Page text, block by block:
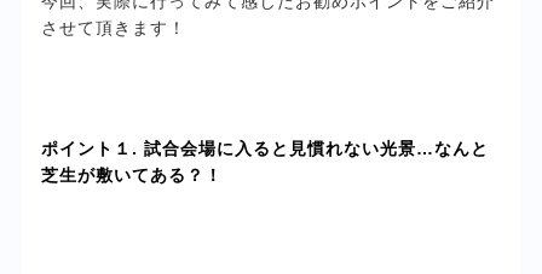
させて頂きます！
ポイント１. 試合会場に入ると見慣れない光景…なんと
芝生が敷いてある？！